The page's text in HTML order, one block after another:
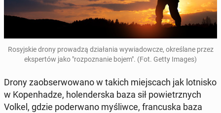
Ro­syj­skie drony pro­wa­dzą dzia­ła­nia wy­wia­dow­cze, okre­śla­ne przez
eks­per­tów jako "roz­po­zna­nie bojem". (Fot. Getty Images)
Drony za­ob­ser­wo­wa­no w takich miej­scach jak lot­ni­sko
w Ko­pen­ha­dze, ho­len­der­ska baza sił po­wietrz­nych
Volkel, gdzie po­de­rwa­no my­śliw­ce, fran­cu­ska baza